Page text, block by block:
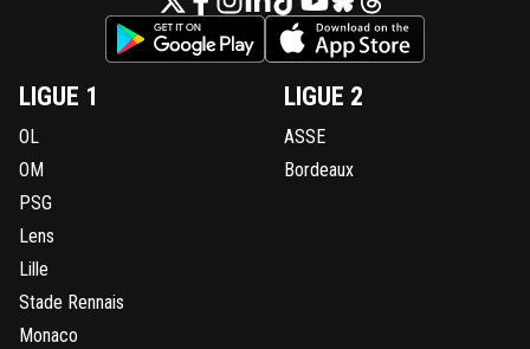
LIGUE 1
OL
OM
PSG
Lens
Lille
Stade Rennais
Monaco
LIGUE 2
ASSE
Bordeaux